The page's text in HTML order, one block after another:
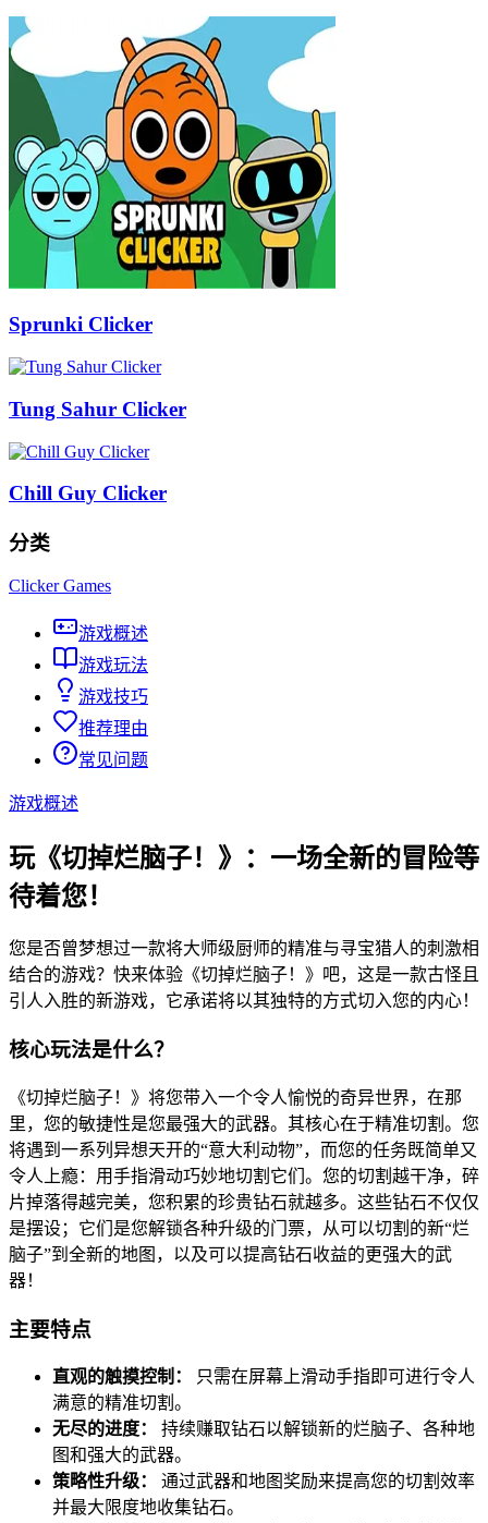
Sprunki Clicker
Tung Sahur Clicker
Chill Guy Clicker
分类
Clicker Games
游戏概述
游戏玩法
游戏技巧
推荐理由
常见问题
游戏概述
玩《切掉烂脑子！》：一场全新的冒险等
待着您！
您是否曾梦想过一款将大师级厨师的精准与寻宝猎人的刺激相
结合的游戏？快来体验《切掉烂脑子！》吧，这是一款古怪且
引人入胜的新游戏，它承诺将以其独特的方式切入您的内心！
核心玩法是什么？
《切掉烂脑子！》将您带入一个令人愉悦的奇异世界，在那
里，您的敏捷性是您最强大的武器。其核心在于精准切割。您
将遇到一系列异想天开的“意大利动物”，而您的任务既简单又
令人上瘾：用手指滑动巧妙地切割它们。您的切割越干净，碎
片掉落得越完美，您积累的珍贵钻石就越多。这些钻石不仅仅
是摆设；它们是您解锁各种升级的门票，从可以切割的新“烂
脑子”到全新的地图，以及可以提高钻石收益的更强大的武
器！
主要特点
直观的触摸控制：
只需在屏幕上滑动手指即可进行令人
满意的精准切割。
无尽的进度：
持续赚取钻石以解锁新的烂脑子、各种地
图和强大的武器。
策略性升级：
通过武器和地图奖励来提高您的切割效率
并最大限度地收集钻石。